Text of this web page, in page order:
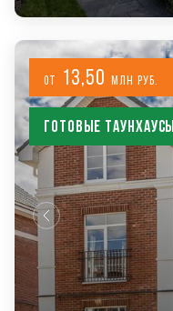
от 13,50 млн руб.
Готовые таунхаусы